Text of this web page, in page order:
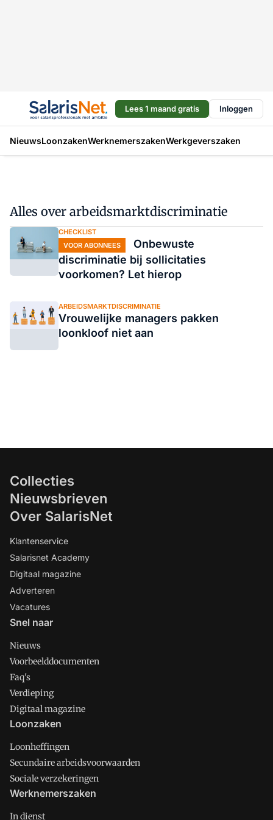
Lees 1 maand gratis Inloggen
NieuwsLoonzakenWerknemerszakenWerkgeverszaken
Alles over arbeidsmarktdiscriminatie
CHECKLIST
VOOR ABONNEES
Onbewuste
discriminatie bij sollicitaties
voorkomen? Let hierop
ARBEIDSMARKTDISCRIMINATIE
Vrouwelijke managers pakken
loonkloof niet aan
Collecties
Nieuwsbrieven
Over SalarisNet
Klantenservice
Salarisnet Academy
Digitaal magazine
Adverteren
Vacatures
Snel naar
Nieuws
Voorbeelddocumenten
Faq's
Verdieping
Digitaal magazine
Loonzaken
Loonheffingen
Secundaire arbeidsvoorwaarden
Sociale verzekeringen
Werknemerszaken
In dienst